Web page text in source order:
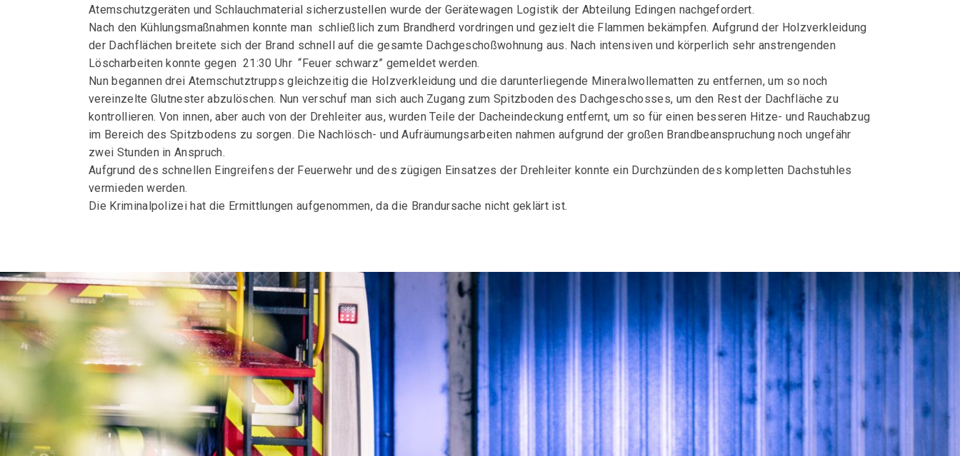
Atemschutzgeräten und Schlauchmaterial sicherzustellen wurde der Gerätewagen Logistik der Abteilung Edingen nachgefordert.
Nach den Kühlungsmaßnahmen konnte man schließlich zum Brandherd vordringen und gezielt die Flammen bekämpfen. Aufgrund der Holzverkleidung
der Dachflächen breitete sich der Brand schnell auf die gesamte Dachgeschoßwohnung aus. Nach intensiven und körperlich sehr anstrengenden
Löscharbeiten konnte gegen 21:30 Uhr “Feuer schwarz” gemeldet werden.
Nun begannen drei Atemschutztrupps gleichzeitig die Holzverkleidung und die darunterliegende Mineralwollematten zu entfernen, um so noch
vereinzelte Glutnester abzulöschen. Nun verschuf man sich auch Zugang zum Spitzboden des Dachgeschosses, um den Rest der Dachfläche zu
kontrollieren. Von innen, aber auch von der Drehleiter aus, wurden Teile der Dacheindeckung entfernt, um so für einen besseren Hitze- und Rauchabzug
im Bereich des Spitzbodens zu sorgen. Die Nachlösch- und Aufräumungsarbeiten nahmen aufgrund der großen Brandbeanspruchung noch ungefähr
zwei Stunden in Anspruch.
Aufgrund des schnellen Eingreifens der Feuerwehr und des zügigen Einsatzes der Drehleiter konnte ein Durchzünden des kompletten Dachstuhles
vermieden werden.
Die Kriminalpolizei hat die Ermittlungen aufgenommen, da die Brandursache nicht geklärt ist.